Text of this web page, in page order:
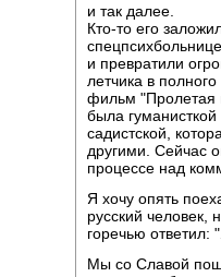
и так далее.
Кто-то его
и превратили
летчика в
фильм "Пролетая
была
садистской,
другими. Сейчас
процессе над
Я хочу опять
русский человек,
горечью ответил:
Мы со Славой